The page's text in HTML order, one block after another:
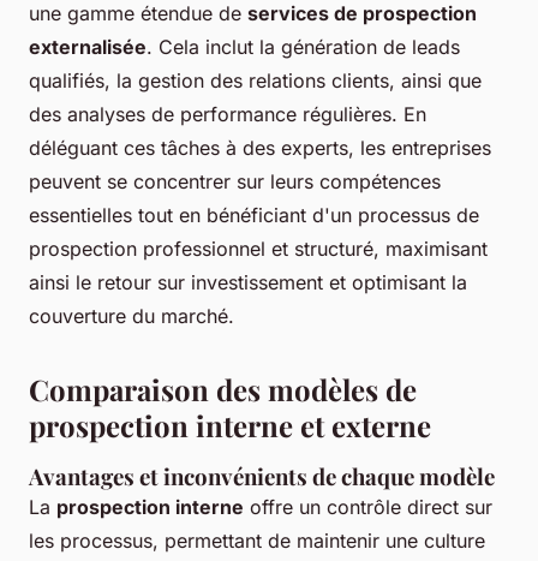
une gamme étendue de services de prospection
externalisée. Cela inclut la génération de leads
qualifiés, la gestion des relations clients, ainsi que
des analyses de performance régulières. En
déléguant ces tâches à des experts, les entreprises
peuvent se concentrer sur leurs compétences
essentielles tout en bénéficiant d'un processus de
prospection professionnel et structuré, maximisant
ainsi le retour sur investissement et optimisant la
couverture du marché.
Comparaison des modèles de
prospection interne et externe
Avantages et inconvénients de chaque modèle
La prospection interne offre un contrôle direct sur
les processus, permettant de maintenir une culture